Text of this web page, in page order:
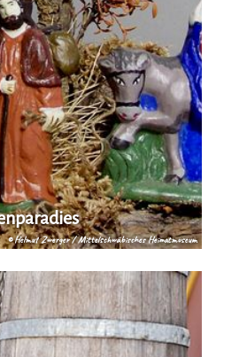
© Helmut Zwerger / Mittelschwäbisches Heimatmuseum